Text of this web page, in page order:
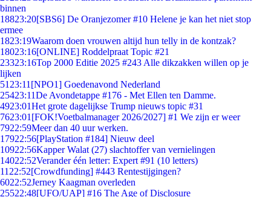
binnen
18823:20[SBS6] De Oranjezomer #10 Helene je kan het niet stop
ermee
1823:19Waarom doen vrouwen altijd hun telly in de kontzak?
18023:16[ONLINE] Roddelpraat Topic #21
23323:16Top 2000 Editie 2025 #243 Alle dikzakken willen op je
lijken
51 23:11 [NPO1] Goedenavond Nederland
25423:11De Avondetappe #176 - Met Ellen ten Damme.
4923:01Het grote dagelijkse Trump nieuws topic #31
7623:01 [FOK!Voetbalmanager 2026/2027] #1 We zijn er weer
7922:59Meer dan 40 uur werken.
17922:56[PlayStation #184] Nieuw deel
10922:56Kapper Walat (27) slachtoffer van vernielingen
14022:52Verander één letter: Expert #91 (10 letters)
11 22:52[Crowdfunding] #443 Rentestijgingen?
6022:52Jerney Kaagman overleden
25522:48[UFO/UAP] #16 The Age of Disclosure